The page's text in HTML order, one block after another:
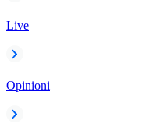
Live
Opinioni